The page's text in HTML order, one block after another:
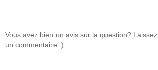
Vous avez bien un avis sur la question? Laissez
un commentaire :)